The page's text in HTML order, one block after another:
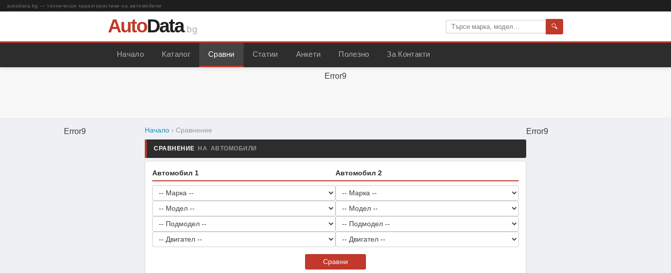
autodata.bg — технически характеристики на автомобили
AutoData.bg 🔍
Начало Kаталог Сравни Статии Анкети Полезно За Контакти
Error9
Error9 Начало › Сравнение
СРАВНЕНИЕ НА АВТОМОБИЛИ
Автомобил 1 Автомобил 2
Сравни
Error9